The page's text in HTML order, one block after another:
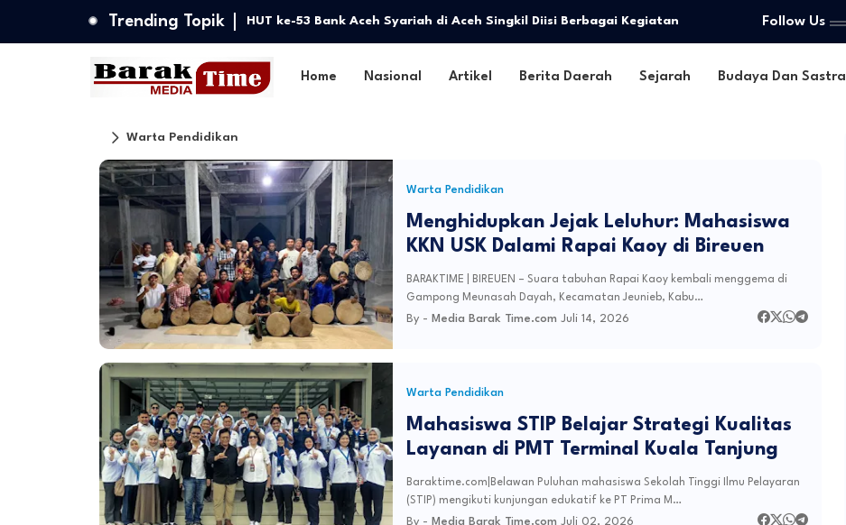
Trending Topik HUT ke-53 Bank Aceh Syariah di Aceh Singkil Diisi Berbagai Kegiatan Follow Us
Home Nasional Artikel Berita Daerah Sejarah Budaya Dan Sastra
Warta Pendidikan
Warta Pendidikan
Menghidupkan Jejak Leluhur: Mahasiswa
KKN USK Dalami Rapai Kaoy di Bireuen
BARAKTIME | BIREUEN – Suara tabuhan Rapai Kaoy kembali menggema di
Gampong Meunasah Dayah, Kecamatan Jeunieb, Kabu…
By - Media Barak Time.com Juli 14, 2026
Warta Pendidikan
Mahasiswa STIP Belajar Strategi Kualitas
Layanan di PMT Terminal Kuala Tanjung
Baraktime.com|Belawan Puluhan mahasiswa Sekolah Tinggi Ilmu Pelayaran
(STIP) mengikuti kunjungan edukatif ke PT Prima M…
By - Media Barak Time.com Juli 02, 2026